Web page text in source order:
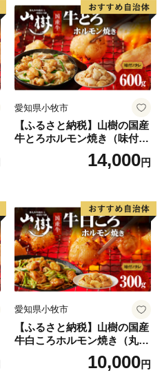
愛知県小牧市
【ふるさと納税】山樹の国産
牛とろホルモン焼き（味付/
タレ） 600g ホルモン 肉
牛肉 山樹 国産牛 とろホルモ
タレ にんにく バーベキュー
BBQ 炒め物 ホルモン丼 野菜
炒め 焼きうどん 下処理済み
愛知県 小牧市 冷凍 送料無料
14,000円
愛知県小牧市
【ふるさと納税】山樹の国産
牛白ころホルモン焼き（丸
腸）味付 300g 肉 牛肉 山
樹 国産牛 白ころホルモン焼
10,000円